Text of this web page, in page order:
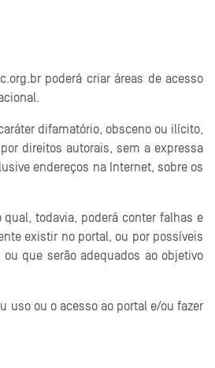
poderá criar áreas de acesso
difamatório, obsceno ou ilícito,
direitos autorais, sem a expressa
endereços na Internet, sobre os
todavia, poderá conter falhas e
existir no portal, ou por possíveis
que serão adequados ao objetivo
uso ou o acesso ao portal e/ou fazer